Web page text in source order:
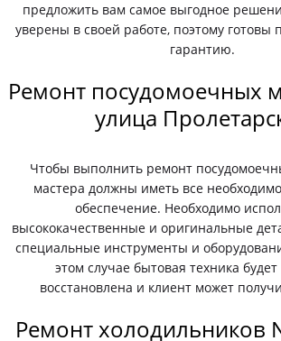
предложить вам самое выгодное
уверены в своей работе, поэтому готовы
гарантию.
Ремонт посудомоечных
улица
Чтобы выполнить ремонт
мастера должны иметь все
обеспечение. Необходимо
высококачественные и оригинальные
специальные инструменты и
этом случае бытовая техника
восстановлена и клиент может
Ремонт холодильников